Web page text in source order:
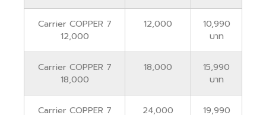
Carrier COPPER 7
12,000
12,000
10,990
บาท
Carrier COPPER 7
18,000
18,000
15,990
บาท
Carrier COPPER 7
24,000
19,990